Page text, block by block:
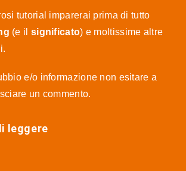
tutorial imparerai prima di tutto
(e il significato) e moltissime altre
e/o informazione non esitare a
un commento.
leggere